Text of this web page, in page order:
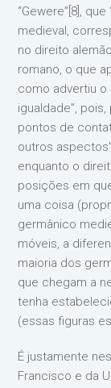
“Gewere”[8],
medieval,
no direito
romano, o que
como advertiu o
igualdade”,
pontos de
outros
enquanto o
posições em
uma coisa
germânico
móveis, a
maioria dos
que chegam a
tenha
(essas figuras
É justamente
Francisco e da